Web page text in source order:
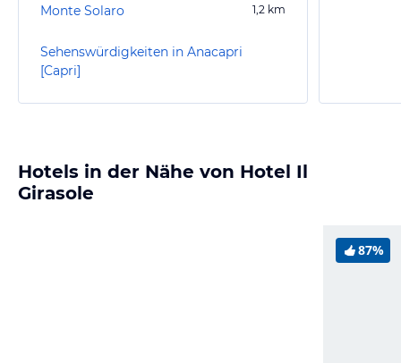
Monte Solaro 1,2 km
Sehenswürdigkeiten in Anacapri
[Capri]
Hotels in der Nähe von Hotel Il
Girasole
87%